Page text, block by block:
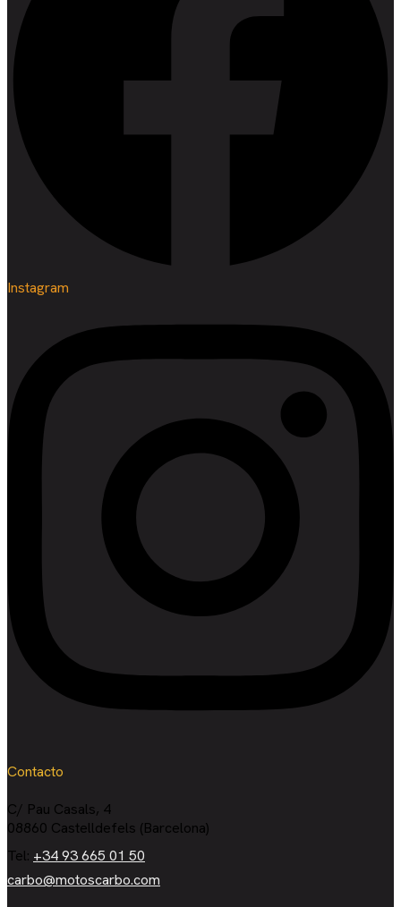
Instagram
Contacto
C/ Pau Casals, 4
08860 Castelldefels (Barcelona)
Tel: +34 93 665 01 50
carbo@motoscarbo.com